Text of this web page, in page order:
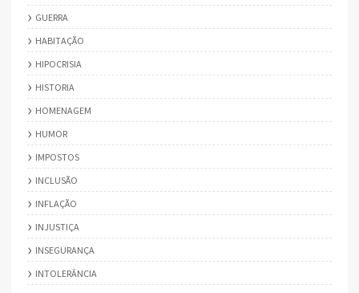
GUERRA
HABITAÇÃO
HIPOCRISIA
HISTORIA
HOMENAGEM
HUMOR
IMPOSTOS
INCLUSÃO
INFLAÇÃO
INJUSTIÇA
INSEGURANÇA
INTOLERÂNCIA